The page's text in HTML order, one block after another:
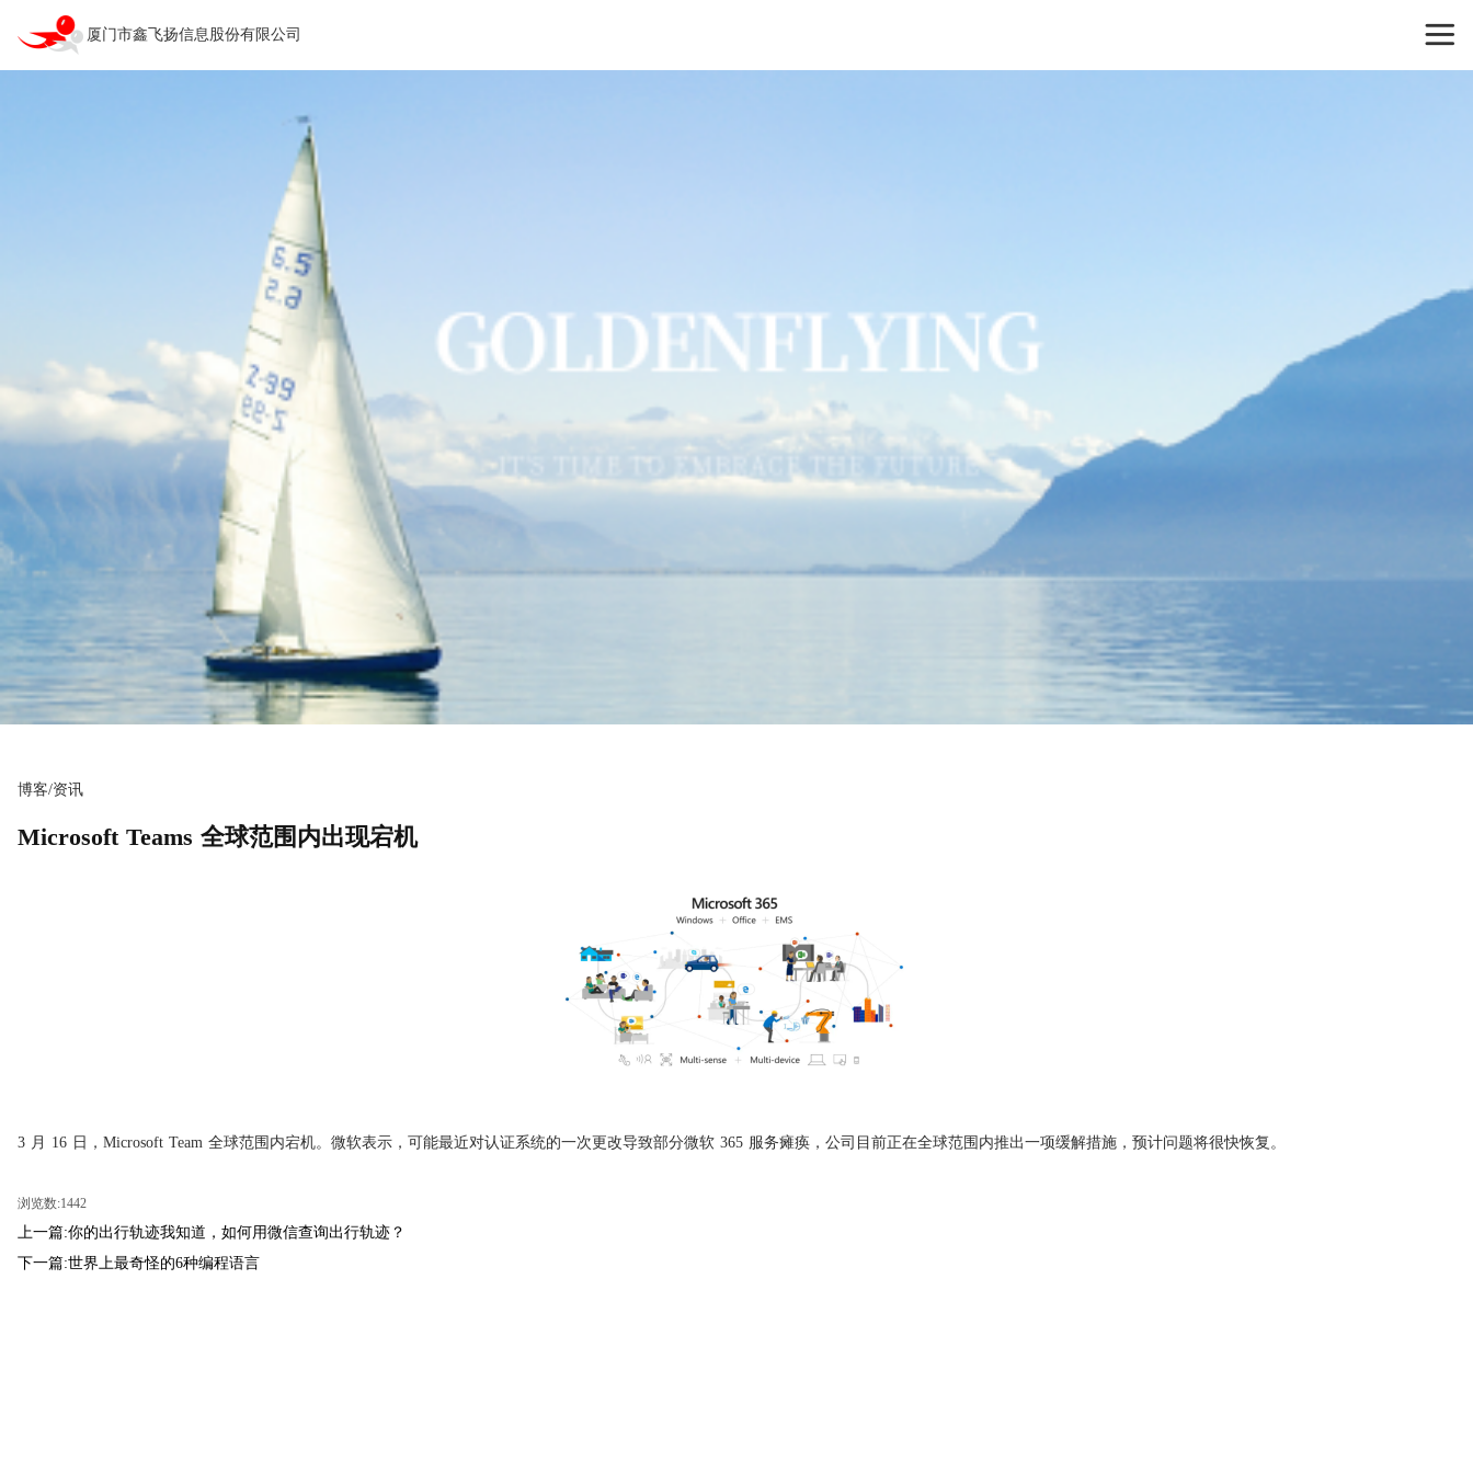
厦门市鑫飞扬信息股份有限公司
博客/资讯
Microsoft Teams 全球范围内出现宕机
3 月 16 日，Microsoft Team 全球范围内宕机。微软表示，可能最近对认证系统的一次更改导致部分微软 365 服务瘫痪，公司目前正在全球范围内推出一项缓解措施，预计问题将很快恢复。
浏览数:1442
上一篇:你的出行轨迹我知道，如何用微信查询出行轨迹？
下一篇:世界上最奇怪的6种编程语言